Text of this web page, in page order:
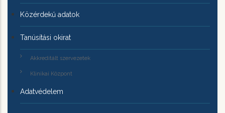
Közérdekű adatok
Tanúsítási okirat
Akkreditált szervezetek
Klinikai Központ
Adatvédelem